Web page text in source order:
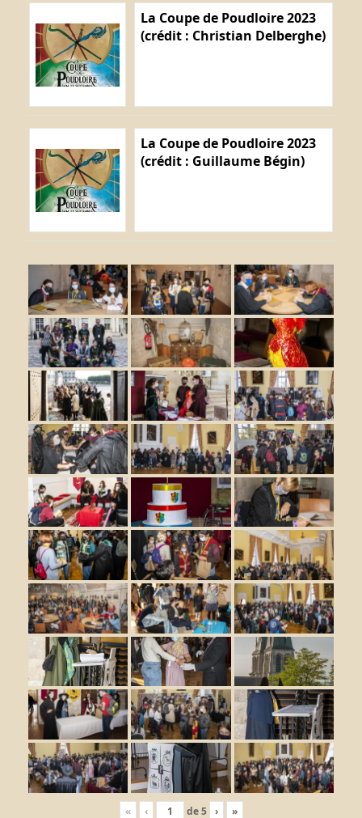
La Coupe de Poudloire 2023
(crédit : Christian Delberghe)
La Coupe de Poudloire 2023
(crédit : Guillaume Bégin)
« ‹ de5 › »